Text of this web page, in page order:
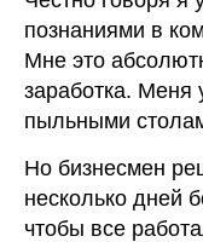
познаниями в
Мне это
заработка. Меня
пыльными
Но бизнесмен
несколько дней
чтобы все